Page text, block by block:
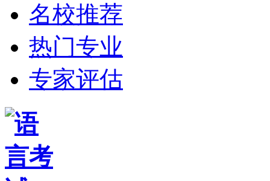
名校推荐
热门专业
专家评估